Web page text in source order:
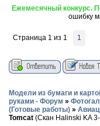
Ежемесячный конкурс.
ошибку
Страница 1 из 1 1
Модели из бумаги и
руками - Форум »
(Готовые работы) »
Tomcat (Скан Halinski KA